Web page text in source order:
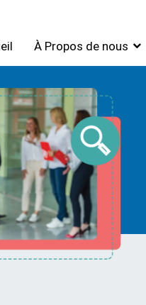
À Propos de nous